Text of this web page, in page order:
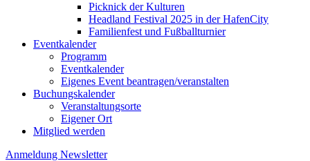
Picknick der Kulturen
Headland Festival 2025 in der HafenCity
Familienfest und Fußballturnier
Eventkalender
Programm
Eventkalender
Eigenes Event beantragen/veranstalten
Buchungskalender
Veranstaltungsorte
Eigener Ort
Mitglied werden
Anmeldung Newsletter